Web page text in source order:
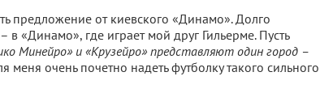
предложение от киевского «Динамо». Долго
в «Динамо», где играет мой друг Гильерме. Пусть
Минейро» и «Крузейро» представляют один город –
очень почетно надеть футболку такого сильного